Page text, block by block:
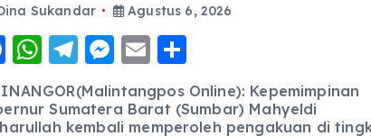
Sukandar Agustus 6, 2026
F
a
c
W
h
a
T
el
e
M
e
ss
E
m
ai
h
a
Online): Kepemimpinan
Sumatera Barat (Sumbar) Mahyeldi
kembali memperoleh pengakuan di